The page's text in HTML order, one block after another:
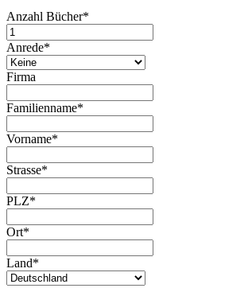
Anzahl Bücher*
Anrede*
Firma
Familienname*
Vorname*
Strasse*
PLZ*
Ort*
Land*